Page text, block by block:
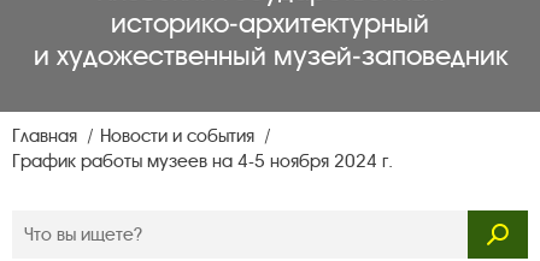
историко‑архитектурный
и художественный музей‑заповедник
Главная
Новости и события
График работы музеев на 4-5 ноября 2024 г.